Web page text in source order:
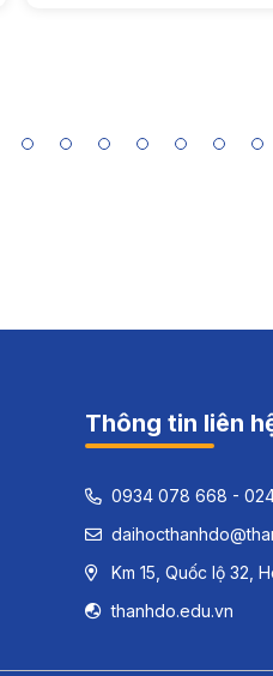
Thông tin liên
0934 078 668 -
Km 15, Quốc lộ 32,
thanhdo.edu.vn